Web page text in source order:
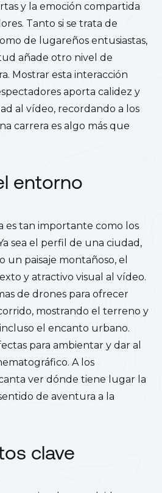
y la emoción compartida
Tanto si se trata de
de lugareños entusiastas,
añade otro nivel de
Mostrar esta interacción
aporta calidez y
al vídeo, recordando a los
carrera es algo más que
entorno
es tan importante como los
sea el perfil de una ciudad,
un paisaje montañoso, el
y atractivo visual al vídeo.
de drones para ofrecer
mostrando el terreno y
el encanto urbano.
para ambientar y dar al
A los
ver dónde tiene lugar la
de aventura a la
clave